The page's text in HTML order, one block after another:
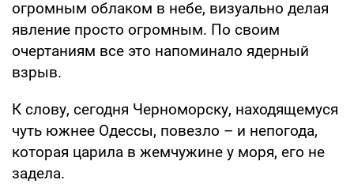
огромным облаком в небе, визуально делая
явление просто огромным. По своим
очертаниям все это напоминало ядерный
взрыв.
К слову, сегодня Черноморску, находящемуся
чуть южнее Одессы, повезло – и непогода,
которая царила в жемчужине у моря, его не
задела.